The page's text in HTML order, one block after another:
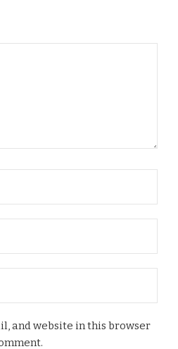
and website in this browser